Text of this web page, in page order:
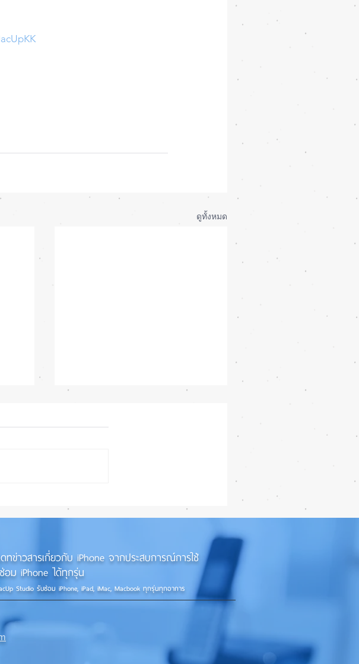
ดูทั้งหมด
ลือ! iPhone 18e จะเพิ่ม RAM!
📱
ข่าวสารเกี่ยวกับ iPhone จากประสบการณ์การใช้
ม iPhone ได้ทุกรุ่น
Studio รับซ่อม iPhone, iPad, iMac, Macbook ทุกรุ่นทุกอาการ